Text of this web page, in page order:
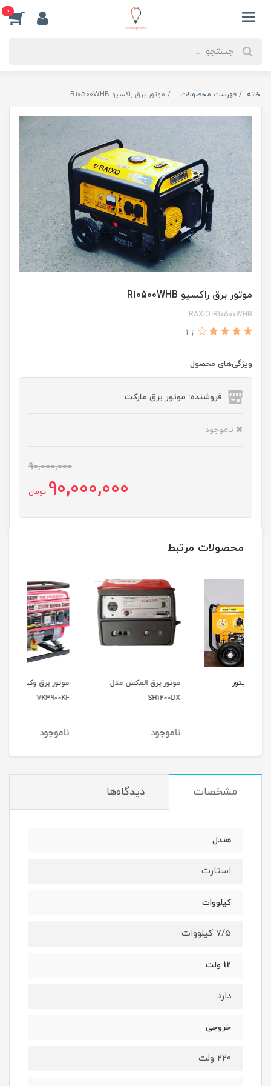
0
خانه فهرست محصولات موتور برق راکسیو R10500WHB
موتور برق راکسیو R10500WHB
RAXIO R10500WHB
از 1
ویژگی‌های محصول
فروشنده: موتور برق مارکت
ناموجود
90,000,000
90,000,000 تومان
محصولات مرتبط
موتور برق المکس مدل
موتور برق وکسون مدل
مشخصات دیدگاه‌ها
هندل
استارت
کیلووات
7/5 کیلووات
12 ولت
دارد
خروجی
220 ولت